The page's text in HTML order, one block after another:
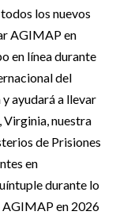
los nuevos
AGIMAP en
en línea durante
del
ayudará a llevar
Virginia, nuestra
de Prisiones
en
durante lo
AGIMAP en 2026